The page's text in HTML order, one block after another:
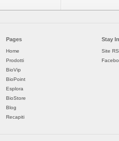
Pages
Home
Prodotti
BioVip
BioPoint
Esplora
BioStore
Blog
Recapiti
Stay
Site